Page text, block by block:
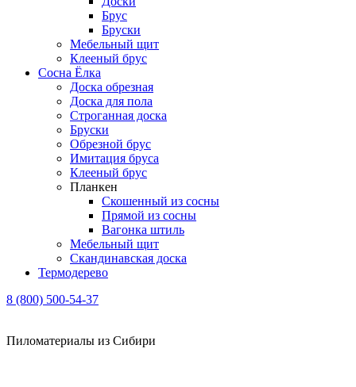
Брус
Бруски
Мебельный щит
Клееный брус
Сосна Ёлка
Доска обрезная
Доска для пола
Строганная доска
Бруски
Обрезной брус
Имитация бруса
Клееный брус
Планкен
Скошенный из сосны
Прямой из сосны
Вагонка штиль
Мебельный щит
Скандинавская доска
Термодерево
8 (800) 500-54-37
Пиломатериалы из Сибири